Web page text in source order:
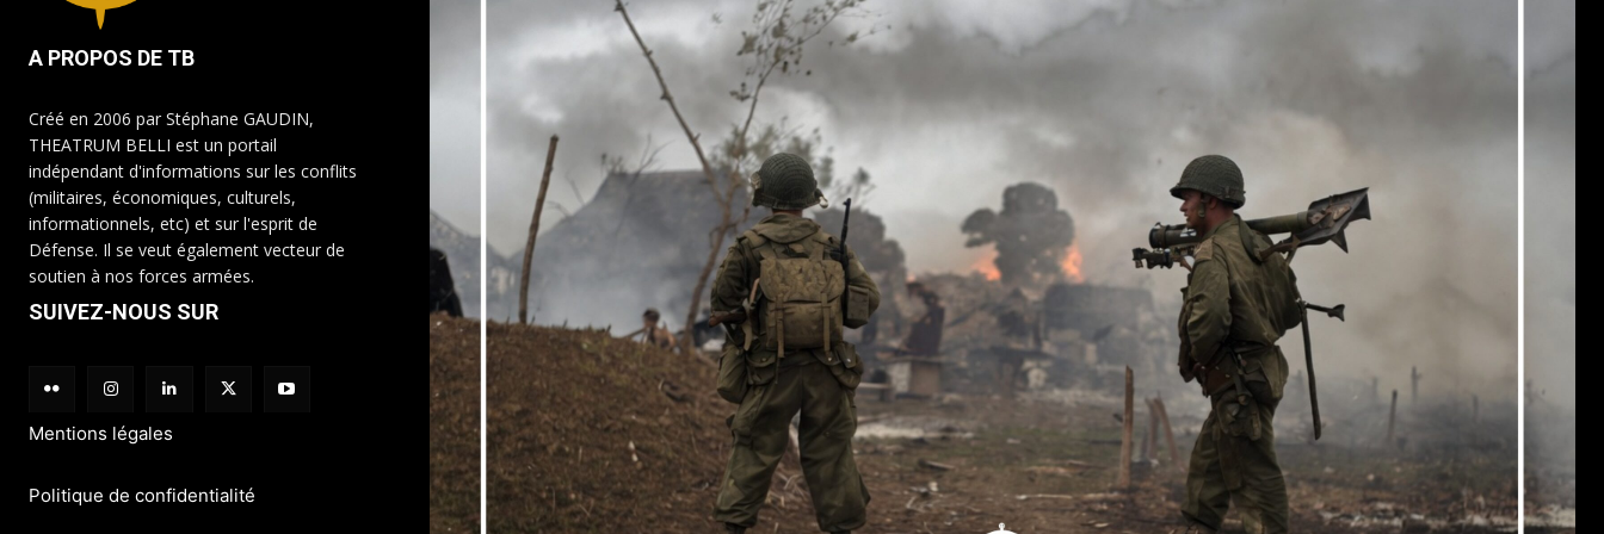
A PROPOS DE TB
Créé en 2006 par Stéphane GAUDIN,
THEATRUM BELLI est un portail
indépendant d'informations sur les conflits
(militaires, économiques, culturels,
informationnels, etc) et sur l'esprit de
Défense. Il se veut également vecteur de
soutien à nos forces armées.
SUIVEZ-NOUS SUR
Mentions légales
Politique de confidentialité